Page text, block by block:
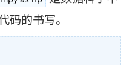
码的书写。